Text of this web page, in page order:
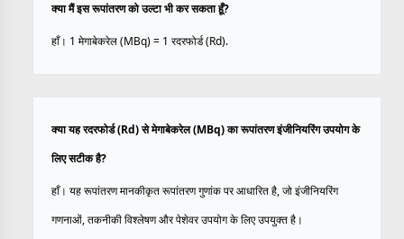
क्या मैं इस रूपांतरण को उल्टा भी कर सकता हूँ?
हाँ। 1 मेगाबेकरेल (MBq) = 1 रदरफोर्ड (Rd).
क्या यह रदरफोर्ड (Rd) से मेगाबेकरेल (MBq) का रूपांतरण इंजीनियरिंग उपयोग के
लिए सटीक है?
हाँ। यह रूपांतरण मानकीकृत रूपांतरण गुणांक पर आधारित है, जो इंजीनियरिंग
गणनाओं, तकनीकी विश्लेषण और पेशेवर उपयोग के लिए उपयुक्त है।